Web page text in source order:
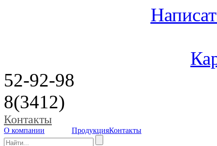
52-92-98
8(3412)
Контакты
О компании ПродукцияКонтакты